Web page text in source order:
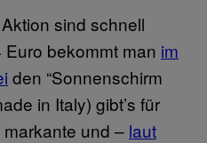
sind schnell
bekommt man im
den “Sonnenschirm
in Italy) gibt’s für
und – laut